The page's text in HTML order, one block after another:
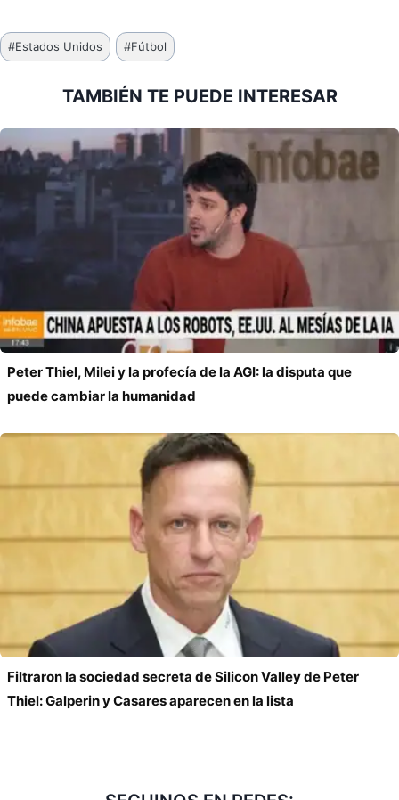
Etiquetas
de
#Estados Unidos #Fútbol
TAMBIÉN TE PUEDE INTERESAR
Peter Thiel, Milei y la profecía de la AGI: la disputa que
puede cambiar la humanidad
Filtraron la sociedad secreta de Silicon Valley de Peter
Thiel: Galperin y Casares aparecen en la lista